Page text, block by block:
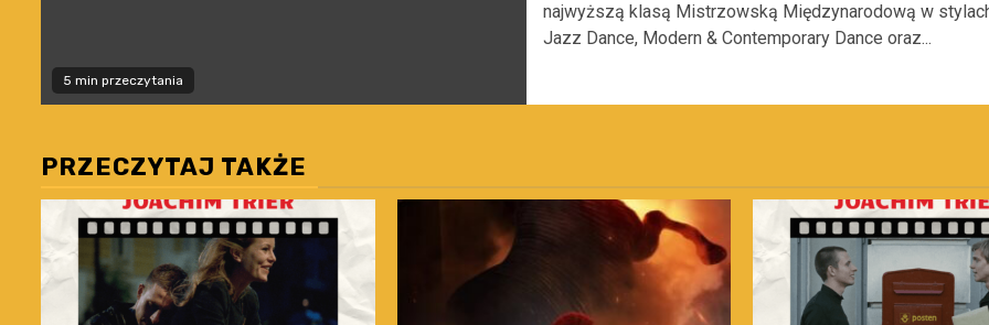
5 min przeczytania
najwyższą klasą Mistrzowską Międzynarodową w
Jazz Dance, Modern & Contemporary Dance oraz...
PRZECZYTAJ TAKŻE